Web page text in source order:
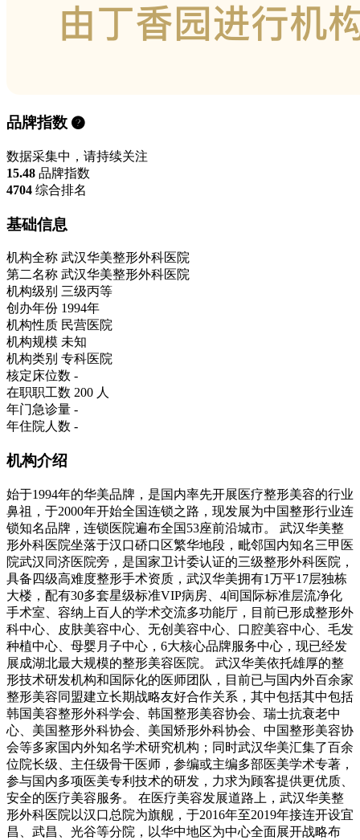
品牌指数
数据采集中，请持续关注
15.48 品牌指数
4704 综合排名
基础信息
机构全称 武汉华美整形外科医院
第二名称 武汉华美整形外科医院
机构级别 三级丙等
创办年份 1994年
机构性质 民营医院
机构规模 未知
机构类别 专科医院
核定床位数 -
在职职工数 200 人
年门急诊量 -
年住院人数 -
机构介绍
始于1994年的华美品牌，是国内率先开展医疗整形美容的行业
鼻祖，于2000年开始全国连锁之路，现发展为中国整形行业连
锁知名品牌，连锁医院遍布全国53座前沿城市。 武汉华美整
形外科医院坐落于汉口硚口区繁华地段，毗邻国内知名三甲医
院武汉同济医院旁，是国家卫计委认证的三级整形外科医院，
具备四级高难度整形手术资质，武汉华美拥有1万平17层独栋
大楼，配有30多套星级标准VIP病房、4间国际标准层流净化
手术室、容纳上百人的学术交流多功能厅，目前已形成整形外
科中心、皮肤美容中心、无创美容中心、口腔美容中心、毛发
种植中心、母婴月子中心，6大核心品牌服务中心，现已经发
展成湖北最大规模的整形美容医院。 武汉华美依托雄厚的整
形技术研发机构和国际化的医师团队，目前已与国内外百余家
整形美容同盟建立长期战略友好合作关系，其中包括其中包括
韩国美容整形外科学会、韩国整形美容协会、瑞士抗衰老中
心、美国整形外科协会、美国矫形外科协会、中国整形美容协
会等多家国内外知名学术研究机构；同时武汉华美汇集了百余
位院长级、主任级骨干医师，参编或主编多部医美学术专著，
参与国内多项医美专利技术的研发，力求为顾客提供更优质、
安全的医疗美容服务。 在医疗美容发展道路上，武汉华美整
形外科医院以汉口总院为旗舰，于2016年至2019年接连开设宜
昌、武昌、光谷等分院，以华中地区为中心全面展开战略布